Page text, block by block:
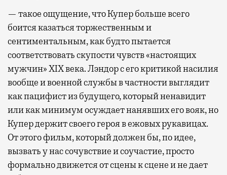
— такое ощущение, что Купер больше всего
боится казаться торжественным и
сентиментальным, как будто пытается
соответствовать скупости чувств «настоящих
мужчин» XIX века. Лэндор с его критикой насилия
вообще и военной службы в частности выглядит
как пацифист из будущего, который ненавидит
или как минимум осуждает нанявших его вояк, но
Купер держит своего героя в ежовых рукавицах.
От этого фильм, который должен бы, по идее,
вызвать у нас сочувствие и соучастие, просто
формально движется от сцены к сцене и не дает